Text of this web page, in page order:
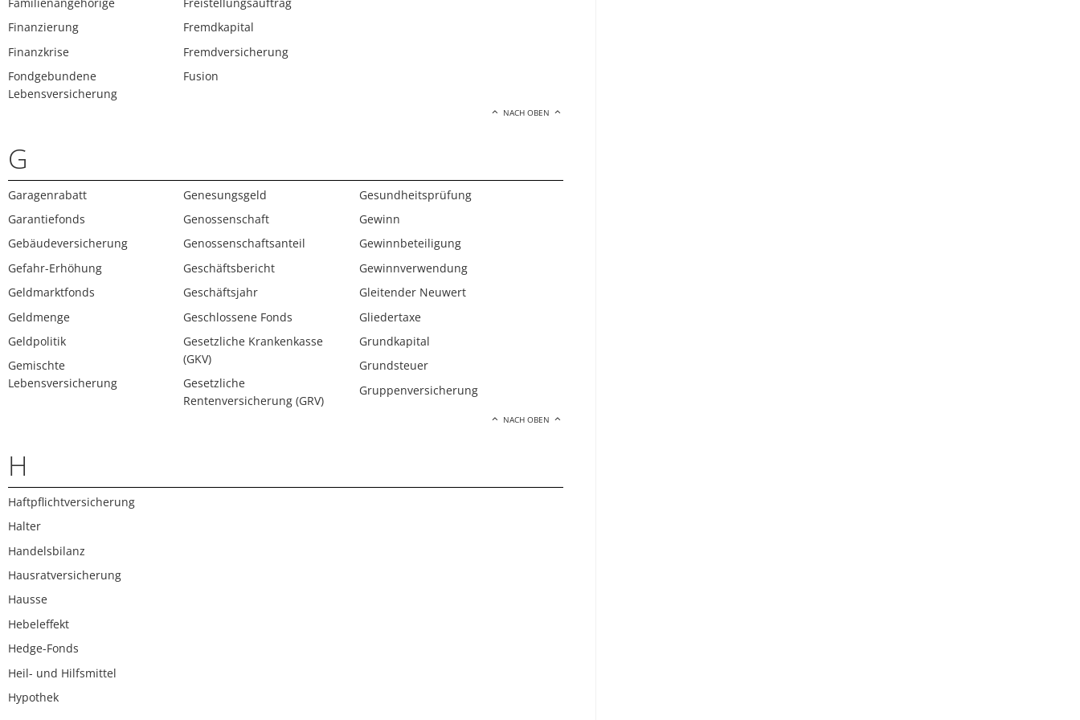
Finanzierung
Finanzkrise
Fondgebundene
Lebensversicherung
Fremdkapital
Fremdversicherung
Fusion
NACH OBEN
G
Garagenrabatt
Garantiefonds
Gebäudeversicherung
Gefahr-Erhöhung
Geldmarktfonds
Geldmenge
Geldpolitik
Gemischte
Lebensversicherung
Genesungsgeld
Genossenschaft
Genossenschaftsanteil
Geschäftsbericht
Geschäftsjahr
Geschlossene Fonds
Gesetzliche Krankenkasse
(GKV)
Gesetzliche
Rentenversicherung (GRV)
Gesundheitsprüfung
Gewinn
Gewinnbeteiligung
Gewinnverwendung
Gleitender Neuwert
Gliedertaxe
Grundkapital
Grundsteuer
Gruppenversicherung
NACH OBEN
H
Haftpflichtversicherung
Halter
Handelsbilanz
Hausratversicherung
Hausse
Hebeleffekt
Hedge-Fonds
Heil- und Hilfsmittel
Hypothek